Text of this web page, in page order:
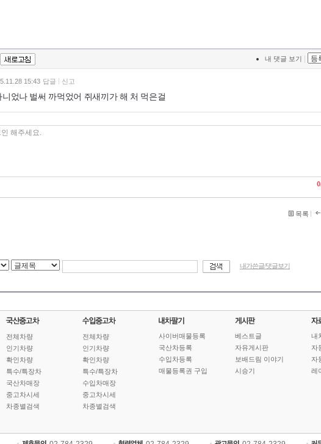
내 댓글 보기
15:43 답글 신고
었나 벌써 까먹었어 쥐새끼가 해 처 먹은걸
0
목록
내가쓴글/댓글보기
전체차량
인기차량
확인차량
특수/특장차
국산차매장
중고차시세
차종별검색
전체차량
인기차량
확인차량
특수/특장차
수입차매장
중고차시세
차종별검색
사이버매물등록
국산차등록
수입차등록
매물등록권 구입
베스트글
자유게시판
보배드림 이야기
시승기
내
자
자
레